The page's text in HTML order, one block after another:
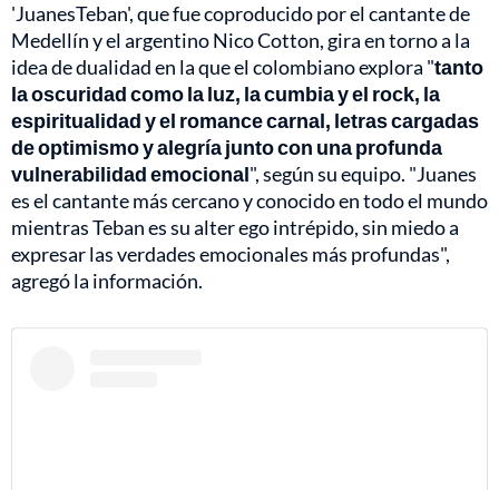
'JuanesTeban', que fue coproducido por el cantante de
Medellín y el argentino Nico Cotton, gira en torno a la
idea de dualidad en la que el colombiano explora "tanto
la oscuridad como la luz, la cumbia y el rock, la
espiritualidad y el romance carnal, letras cargadas
de optimismo y alegría junto con una profunda
vulnerabilidad emocional", según su equipo. "Juanes
es el cantante más cercano y conocido en todo el mundo
mientras Teban es su alter ego intrépido, sin miedo a
expresar las verdades emocionales más profundas",
agregó la información.